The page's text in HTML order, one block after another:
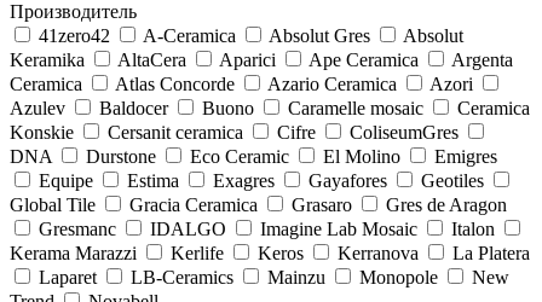
Производитель
41zero42
A-Ceramica Absolut Gres
Absolut
Keramika
AltaCera Aparici Ape Ceramica
Argenta
Ceramica
Atlas Concorde Azario Ceramica
Azori
Azulev
Baldocer Buono Caramelle mosaic
Ceramica
Konskie
Cersanit ceramica Cifre
ColiseumGres
DNA
Durstone Eco Ceramic El Molino
Emigres
Equipe
Estima Exagres Gayafores
Geotiles
Global Tile
Gracia Ceramica Grasaro
Gres de Aragon
Gresmanc
IDALGO Imagine Lab Mosaic
Italon
Kerama Marazzi
Kerlife Keros Kerranova
La Platera
Laparet
LB-Ceramics Mainzu Monopole
New